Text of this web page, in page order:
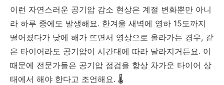
이런 자연스러운 공기압 감소 현상은 계절 변화뿐만 아니
라 하루 중에도 발생해요. 한겨울 새벽에 영하 15도까지
떨어졌다가 낮에 해가 뜨면서 영상으로 올라가는 경우, 같
은 타이어라도 공기압이 시간대에 따라 달라지거든요. 이
때문에 전문가들은 공기압 점검을 항상 차가운 타이어 상
태에서 해야 한다고 조언해요. 🌡️